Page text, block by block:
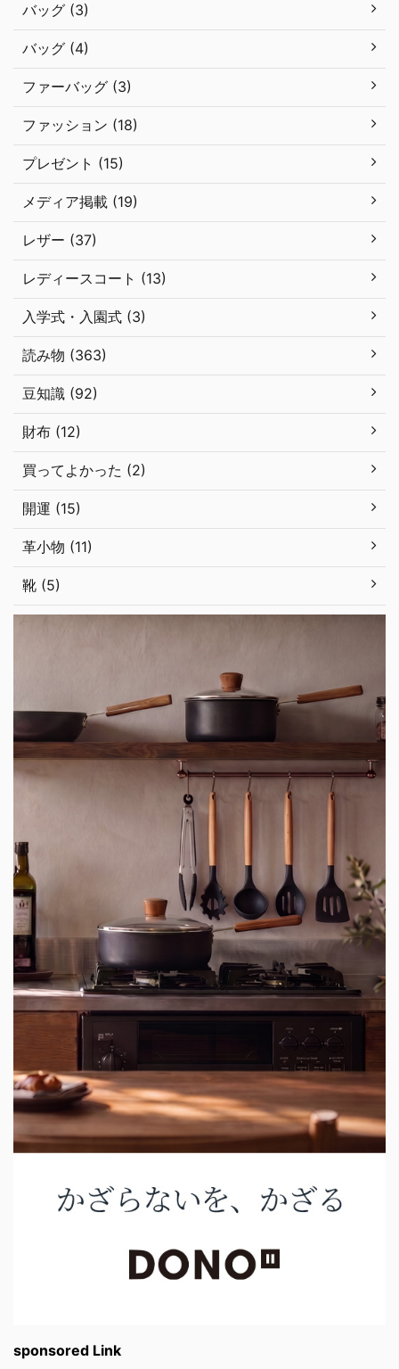
バッグ (3)
バッグ (4)
ファーバッグ (3)
ファッション (18)
プレゼント (15)
メディア掲載 (19)
レザー (37)
レディースコート (13)
入学式・入園式 (3)
読み物 (363)
豆知識 (92)
財布 (12)
買ってよかった (2)
開運 (15)
革小物 (11)
靴 (5)
sponsored Link